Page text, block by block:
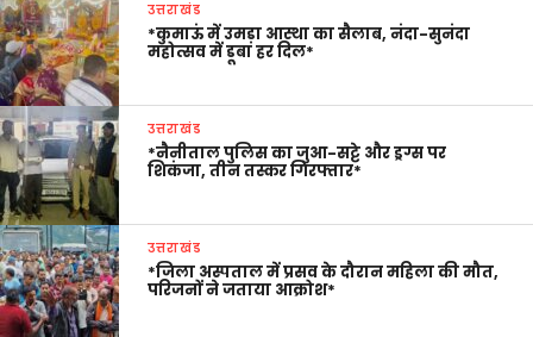
उत्तराखंड
*कुमाऊं में उमड़ा आस्था का सैलाब, नंदा-सुनंदा
महोत्सव में डूबा हर दिल*
उत्तराखंड
*नैनीताल पुलिस का जुआ-सट्टे और ड्रग्स पर
शिकंजा, तीन तस्कर गिरफ्तार*
उत्तराखंड
*जिला अस्पताल में प्रसव के दौरान महिला की मौत,
परिजनों ने जताया आक्रोश*